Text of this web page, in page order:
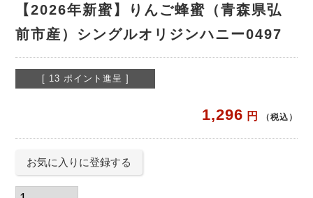
【2026年新蜜】りんご蜂蜜（青森県弘
前市産）シングルオリジンハニー0497
[ 13 ポイント進呈 ]
1,296 税込
お気に入りに登録する